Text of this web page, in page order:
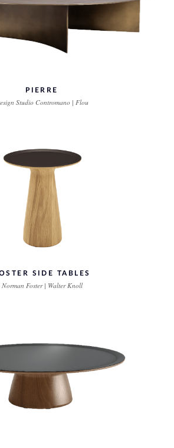
PIERRE
Studio Contromano | Flou
SIDE TABLES
Norman Foster | Walter Knoll